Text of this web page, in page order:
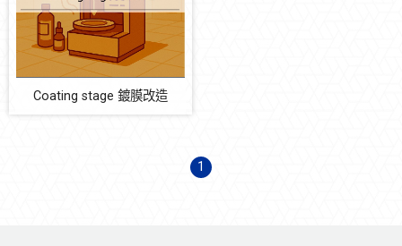
STR 排氣 CONDENSER 機改
OEM/ODM 设备代工服务
软件机电
Coating stage 鍍膜改造
1